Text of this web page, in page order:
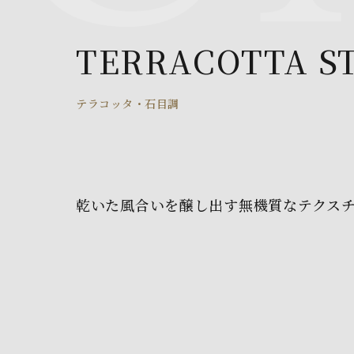
TERRACOTTA
テラコッタ・石目調
乾いた風合いを醸し出す無機質なテクス